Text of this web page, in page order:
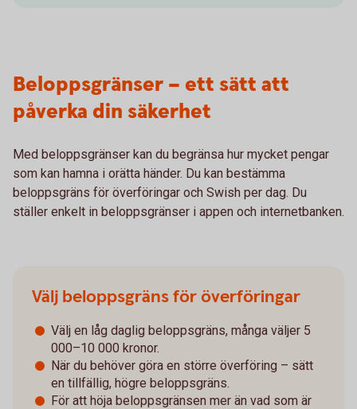
Beloppsgränser – ett sätt att
påverka din säkerhet
Med beloppsgränser kan du begränsa hur mycket pengar
som kan hamna i orätta händer. Du kan bestämma
beloppsgräns för överföringar och Swish per dag. Du
ställer enkelt in beloppsgränser i appen och internetbanken.
Välj beloppsgräns för överföringar
Välj en låg daglig beloppsgräns, många väljer 5
000–10 000 kronor.
När du behöver göra en större överföring – sätt
en tillfällig, högre beloppsgräns.
För att höja beloppsgränsen mer än vad som är